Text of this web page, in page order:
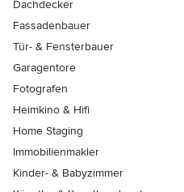
Dachdecker
Fassadenbauer
Tür- & Fensterbauer
Garagentore
Fotografen
Heimkino & Hifi
Home Staging
Immobilienmakler
Kinder- & Babyzimmer